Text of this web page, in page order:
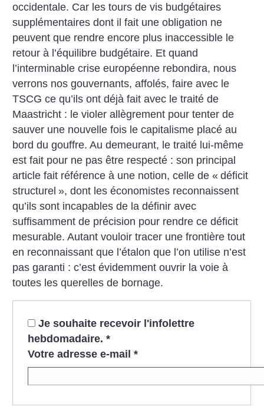
occidentale. Car les tours de vis budgétaires
supplémentaires dont il fait une obligation ne
peuvent que rendre encore plus inaccessible le
retour à l’équilibre budgétaire. Et quand
l’interminable crise européenne rebondira, nous
verrons nos gouvernants, affolés, faire avec le
TSCG ce qu’ils ont déjà fait avec le traité de
Maastricht : le violer allègrement pour tenter de
sauver une nouvelle fois le capitalisme placé au
bord du gouffre. Au demeurant, le traité lui-même
est fait pour ne pas être respecté : son principal
article fait référence à une notion, celle de « déficit
structurel », dont les économistes reconnaissent
qu’ils sont incapables de la définir avec
suffisamment de précision pour rendre ce déficit
mesurable. Autant vouloir tracer une frontière tout
en reconnaissant que l’étalon que l’on utilise n’est
pas garanti : c’est évidemment ouvrir la voie à
toutes les querelles de bornage.
Je souhaite recevoir l'infolettre
hebdomadaire. *
Votre adresse e-mail *